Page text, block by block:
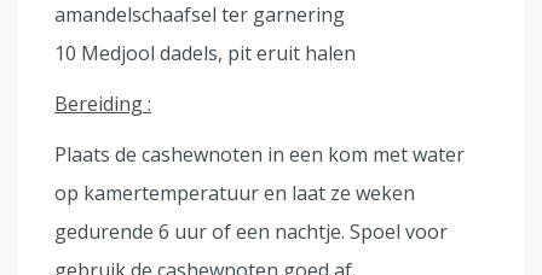
amandelschaafsel ter garnering
10 Medjool dadels, pit eruit halen
Bereiding :
Plaats de cashewnoten in een kom met water
op kamertemperatuur en laat ze weken
gedurende 6 uur of een nachtje. Spoel voor